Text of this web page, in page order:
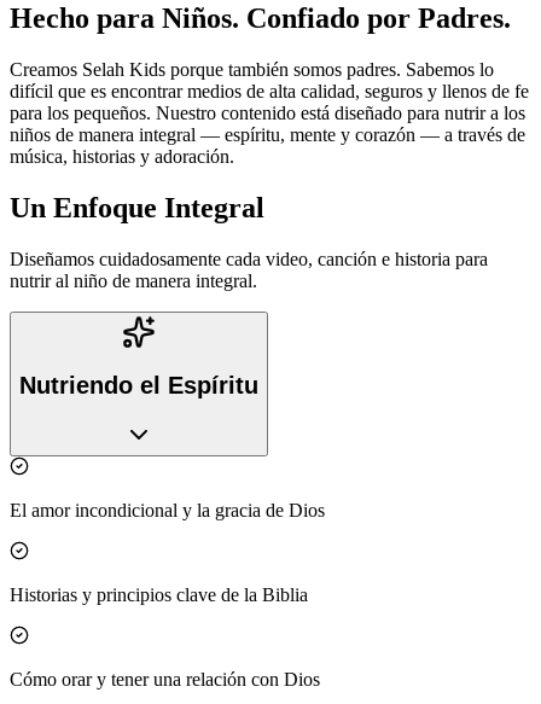
Hecho para Niños. Confiado por Padres.
Creamos Selah Kids porque también somos padres. Sabemos lo
difícil que es encontrar medios de alta calidad, seguros y llenos de fe
para los pequeños. Nuestro contenido está diseñado para nutrir a los
niños de manera integral — espíritu, mente y corazón — a través de
música, historias y adoración.
Un Enfoque Integral
Diseñamos cuidadosamente cada video, canción e historia para
nutrir al niño de manera integral.
Nutriendo el Espíritu
El amor incondicional y la gracia de Dios
Historias y principios clave de la Biblia
Cómo orar y tener una relación con Dios